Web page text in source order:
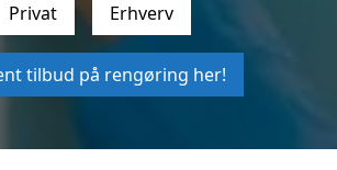
Privat Erhverv
tilbud på rengøring her!